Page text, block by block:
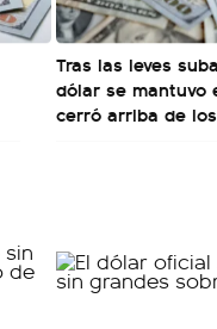
Tras las leves
dólar se mantuvo
cerró arriba de